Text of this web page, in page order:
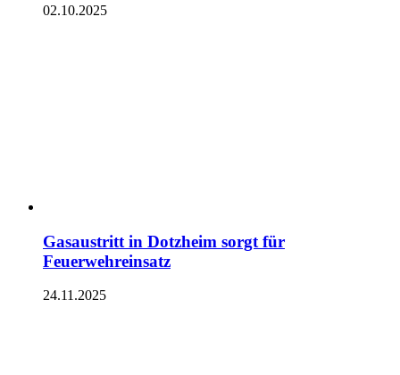
02.10.2025
Gasaustritt in Dotzheim sorgt für
Feuerwehreinsatz
24.11.2025